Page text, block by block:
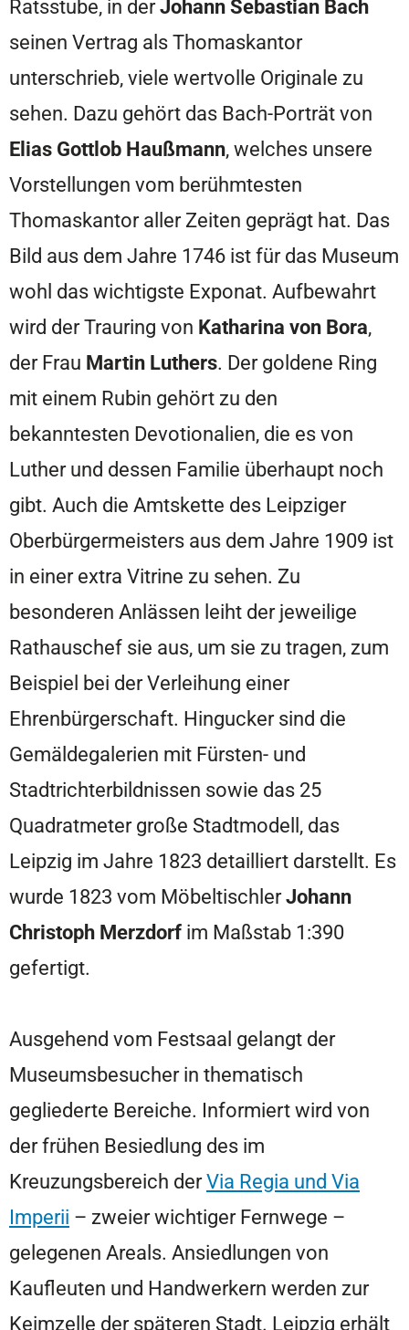
Ratsstube, in derJohann Sebastian Bach
seinen Vertrag als Thomaskantor
unterschrieb, viele wertvolle Originale zu
sehen. Dazu gehört das Bach-Porträt von
Elias Gottlob Haußmann, welches unsere
Vorstellungen vom berühmtesten
Thomaskantor aller Zeiten geprägt hat. Das
Bild aus dem Jahre 1746 ist für das Museum
wohl das wichtigste Exponat. Aufbewahrt
wird der Trauring von Katharina von Bora,
der Frau Martin Luthers. Der goldene Ring
mit einem Rubin gehört zu den
bekanntesten Devotionalien, die es von
Luther und dessen Familie überhaupt noch
gibt. Auch die Amtskette des Leipziger
Oberbürgermeisters aus dem Jahre 1909 ist
in einer extra Vitrine zu sehen. Zu
besonderen Anlässen leiht der jeweilige
Rathauschef sie aus, um sie zu tragen, zum
Beispiel bei der Verleihung einer
Ehrenbürgerschaft. Hingucker sind die
Gemäldegalerien mit Fürsten- und
Stadtrichterbildnissen sowie das 25
Quadratmeter große Stadtmodell, das
Leipzig im Jahre 1823 detailliert darstellt. Es
wurde 1823 vom MöbeltischlerJohann
Christoph Merzdorf im Maßstab 1:390
gefertigt.
Ausgehend vom Festsaal gelangt der
Museumsbesucher in thematisch
gegliederte Bereiche. Informiert wird von
der frühen Besiedlung des im
Kreuzungsbereich derVia Regia und Via
Imperii – zweier wichtiger Fernwege –
gelegenen Areals. Ansiedlungen von
Kaufleuten und Handwerkern werden zur
Keimzelle der späteren Stadt. Leipzig erhält